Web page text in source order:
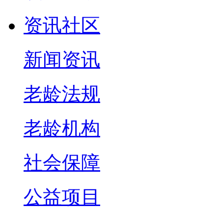
资讯社区
新闻资讯
老龄法规
老龄机构
社会保障
公益项目